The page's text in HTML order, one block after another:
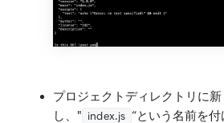
プロジェクトディレクトリに
し、" index.js “という名前を